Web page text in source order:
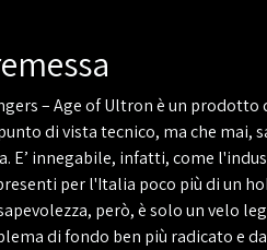
– Age of Ultron è un
di vista tecnico, ma che mai,
E’ innegabile, infatti, come
per l'Italia poco più di un
però, è solo un velo
di fondo ben più radicato e